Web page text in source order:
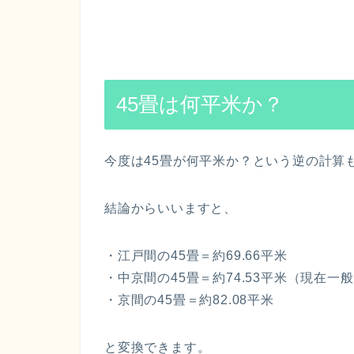
45畳は何平米か？
今度は45畳が何平米か？という逆の計算
結論からいいますと、
・江戸間の45畳＝約69.66平米
・中京間の45畳＝約74.53平米（現在一般
・京間の45畳＝約82.08平米
と変換できます。